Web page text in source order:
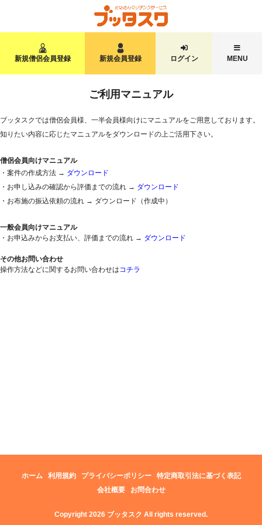
新規僧侶会員登録 新規会員登録 ログイン MENU
ご利用マニュアル
ブッタスクでは僧侶会員様、一半会員様向けにマニュアルをご用意しております。
知りたい内容に応じたマニュアルをダウンロードの上ご活用下さい。
僧侶会員向けマニュアル
・案件の作成方法 → ダウンロード
・お申し込みの確認から評価までの流れ → ダウンロード
・お布施の振込依頼の流れ → ダウンロード（作成中）
一般会員向けマニュアル
・お申込みからお支払い、評価までの流れ → ダウンロード
その他お問い合わせ
操作方法などに関するお問い合わせはコチラ
ホーム 利用規約 プライバシーポリシー
特定商取引法に基づく表記
会社概要
お問合わせ
Copyright 2026 ブッタスク All rights reserved.